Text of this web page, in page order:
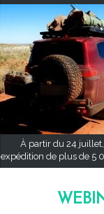
À partir du 24
expédition de plus de 5